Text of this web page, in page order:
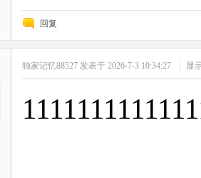
回复
独家记忆88527 发表于 2026-7-3 10:34:27 | 显